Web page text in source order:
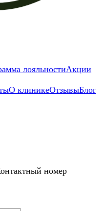
лояльностиАкции
О клиникеОтзывыБлог
номер